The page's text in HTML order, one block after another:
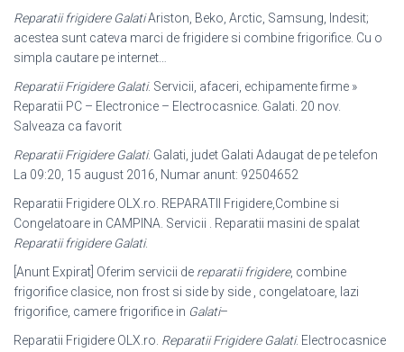
Reparatii frigidere GalatiAriston, Beko, Arctic, Samsung, Indesit;
acestea sunt cateva marci de frigidere si combine frigorifice. Cu o
simpla cautare pe internet…
Reparatii Frigidere Galati. Servicii, afaceri, echipamente firme »
Reparatii PC – Electronice – Electrocasnice. Galati. 20 nov.
Salveaza ca favorit
Reparatii Frigidere Galati. Galati, judet Galati Adaugat de pe telefon
La 09:20, 15 august 2016, Numar anunt: 92504652
Reparatii Frigidere OLX.ro. REPARATII Frigidere,Combine si
Congelatoare in CAMPINA. Servicii . Reparatii masini de spalat
Reparatii frigidere Galati.
[Anunt Expirat] Oferim servicii de reparatii frigidere, combine
frigorifice clasice, non frost si side by side , congelatoare, lazi
frigorifice, camere frigorifice in Galati–
Reparatii Frigidere OLX.ro. Reparatii Frigidere Galati. Electrocasnice